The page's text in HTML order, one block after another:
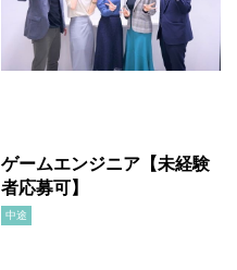
ゲームエンジニア【未経験
者応募可】
中途